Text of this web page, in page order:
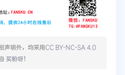
声明外，均采用CC BY-NC-SA 4.0
买粉呀！